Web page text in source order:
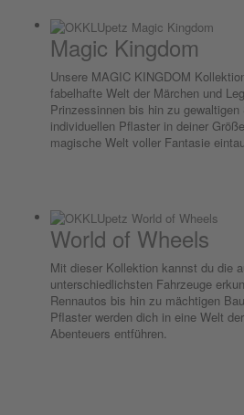
Magic Kingdom
Unsere MAGIC KINGDOM
fabelhafte Welt der Märchen und
Prinzessinnen bis hin zu
individuellen Pflaster in deiner
magische Welt voller Fantasie
World of Wheels
Mit dieser Kollektion kannst du die
unterschiedlichsten Fahrzeuge
Rennautos bis hin zu mächtigen
Pflaster werden dich in eine Welt
Abenteuers entführen.